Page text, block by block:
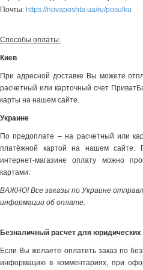
Почты: https://novaposhta.ua/ru/posulku
Способы оплаты:
Киев
При адресной доставке Вы можете
расчетный или карточный счет
карты на нашем сайте.
Украине
По предоплате – на расчетный или
платёжной картой на нашем
интернет-магазине оплату можно
картами:
ВАЖНО! Все заказы по Украине
информации об оплате.
Безналичный расчет для юридических
Если Вы желаете оплатить заказ по
информацию в комментариях, при